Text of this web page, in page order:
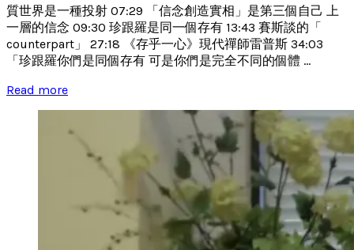
質世界是一種投射 07:29 「信念創造實相」是第三個自己 上
一層的信念 09:30 珍跟羅是同一個存有 13:43 賽斯談的「
counterpart」 27:18 《存乎一心》現代禪師雷普斯 34:03
「珍跟羅你們是同個存有 可是你們是完全不同的個體 ...
Read more